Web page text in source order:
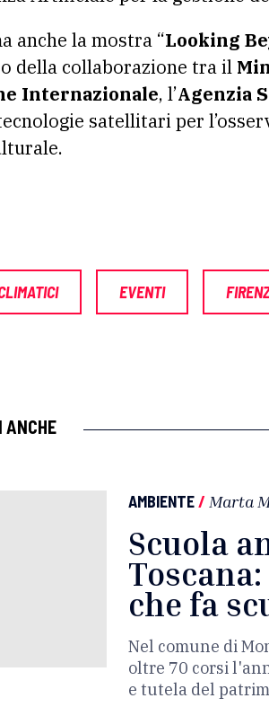
anche la mostra “Looking
della collaborazione tra il
Internazionale, l’Agenzia
satellitari per
EVENTI
ANCHE
AMBIENTE/ Marta
Scuola
che fa
Nel comune di
oltre 70 corsi
e tutela del